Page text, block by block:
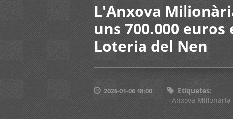
L'Anxova
uns 700.000
Loteria del Nen
2026-01-06 18:00 Etiquetes:
Anxova Milionària